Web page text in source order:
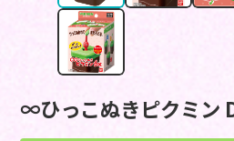
∞ひっこぬきピクミン